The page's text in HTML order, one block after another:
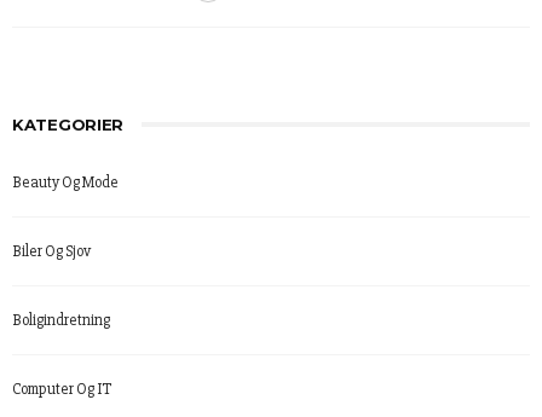
KATEGORIER
Beauty Og Mode
Biler Og Sjov
Boligindretning
Computer Og IT